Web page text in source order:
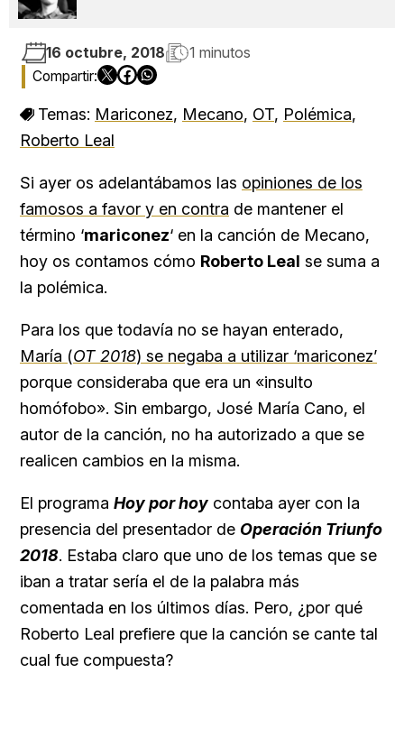
16 octubre, 2018 1 minutos
Temas: Mariconez, Mecano, OT, Polémica,
Roberto Leal
Si ayer os adelantábamos las opiniones de los
famosos a favor y en contra de mantener el
término ‘mariconez‘ en la canción de Mecano,
hoy os contamos cómo Roberto Leal se suma a
la polémica.
Para los que todavía no se hayan enterado,
María (OT 2018) se negaba a utilizar ‘mariconez’
porque consideraba que era un «insulto
homófobo». Sin embargo, José María Cano, el
autor de la canción, no ha autorizado a que se
realicen cambios en la misma.
El programa Hoy por hoy contaba ayer con la
presencia del presentador de Operación Triunfo
2018. Estaba claro que uno de los temas que se
iban a tratar sería el de la palabra más
comentada en los últimos días. Pero, ¿por qué
Roberto Leal prefiere que la canción se cante tal
cual fue compuesta?